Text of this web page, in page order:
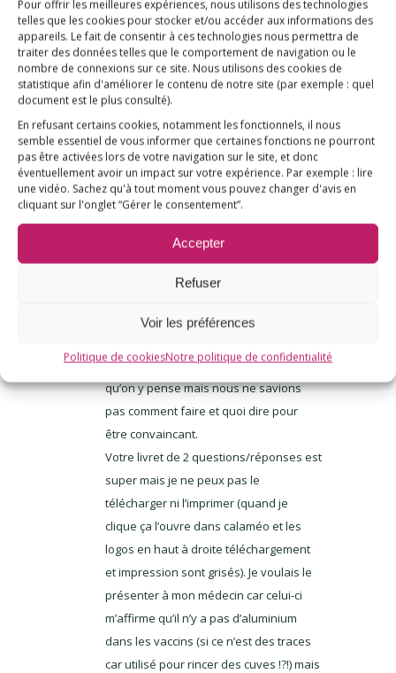
Pour offrir les meilleures expériences, nous utilisons des technologies
telles que les cookies pour stocker et/ou accéder aux informations des
appareils. Le fait de consentir à ces technologies nous permettra de
traiter des données telles que le comportement de navigation ou le
nombre de connexions sur ce site. Nous utilisons des cookies de
statistique afin d'améliorer le contenu de notre site (par exemple : quel
document est le plus consulté).
En refusant certains cookies, notamment les fonctionnels, il nous
semble essentiel de vous informer que certaines fonctions ne pourront
pas être activées lors de votre navigation sur le site, et donc
éventuellement avoir un impact sur votre expérience. Par exemple : lire
une vidéo. Sachez qu'à tout moment vous pouvez changer d'avis en
cliquant sur l'onglet “Gérer le consentement”.
Accepter
Refuser
Voir les préférences
Politique de cookiesNotre politique de confidentialité
de croyance autant que de
science »
L’express – Débat sur la
vaccination : les faits, rien que les
faits
3
RÉPONSES
Myriam Esnault
4 octobre 2017 à 17 h 25 min
Bonjour,
parler à notre député. ça fait longtemps
qu’on y pense mais nous ne savions
pas comment faire et quoi dire pour
être convaincant.
Votre livret de 2 questions/réponses est
super mais je ne peux pas le
télécharger ni l’imprimer (quand je
clique ça l’ouvre dans calaméo et les
logos en haut à droite téléchargement
et impression sont grisés). Je voulais le
présenter à mon médecin car celui-ci
m’affirme qu’il n’y a pas d’aluminium
dans les vaccins (si ce n’est des traces
car utilisé pour rincer des cuves !?!) mais